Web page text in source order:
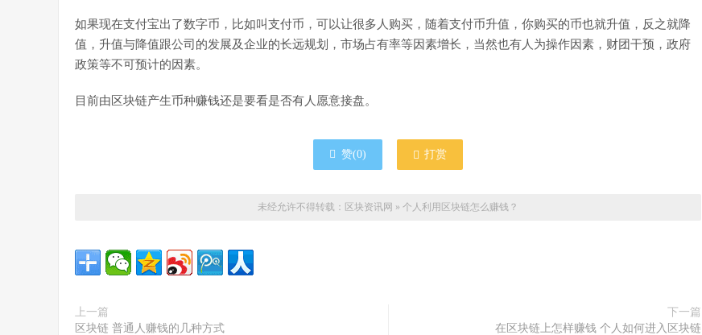
如果现在支付宝出了数字币，比如叫支付币，可以让很多人购买，随着支付币升值，你购买的币也就升值，反之就降
值，升值与降值跟公司的发展及企业的长远规划，市场占有率等因素增长，当然也有人为操作因素，财团干预，政府
政策等不可预计的因素。
目前由区块链产生币种赚钱还是要看是否有人愿意接盘。
赞(0) 打赏
未经允许不得转载： 区块资讯网 » 个人利用区块链怎么赚钱？
上一篇
区块链 普通人赚钱的几种方式
下一篇
在区块链上怎样赚钱 个人如何进入区块链